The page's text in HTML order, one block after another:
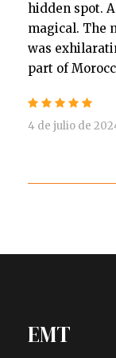
hidden spot.
magical. The
was
part of
4 de julio de
EMT